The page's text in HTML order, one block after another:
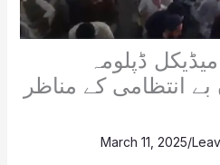
ڈپلومہ
انتظامی کے مناظر
/
March 11, 2025